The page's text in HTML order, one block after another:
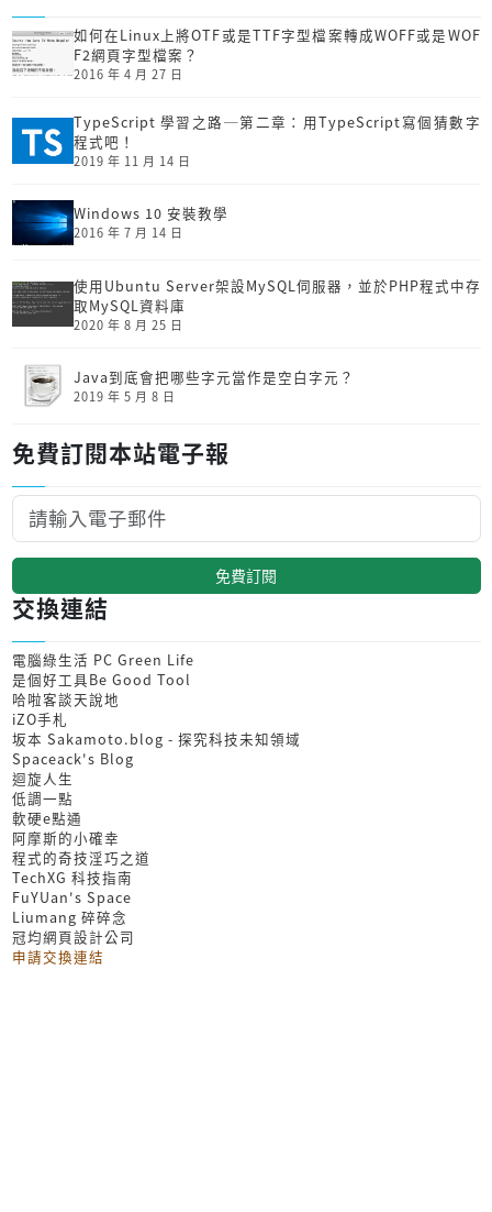
如何在Linux上將OTF或是TTF字型檔案轉成WOFF或是WOF
F2網頁字型檔案？
2016 年 4 月 27 日
TypeScript 學習之路─第二章：用TypeScript寫個猜數字
程式吧！
2019 年 11 月 14 日
Windows 10 安裝教學
2016 年 7 月 14 日
使用Ubuntu Server架設MySQL伺服器，並於PHP程式中存
取MySQL資料庫
2020 年 8 月 25 日
Java到底會把哪些字元當作是空白字元？
2019 年 5 月 8 日
免費訂閱本站電子報
免費訂閱
交換連結
電腦綠生活 PC Green Life
是個好工具Be Good Tool
哈啦客談天說地
iZO手札
坂本 Sakamoto.blog - 探究科技未知領域
Spaceack's Blog
迴旋人生
低調一點
軟硬e點通
阿摩斯的小確幸
程式的奇技淫巧之道
TechXG 科技指南
FuYUan's Space
Liumang 碎碎念
冠均網頁設計公司
申請交換連結